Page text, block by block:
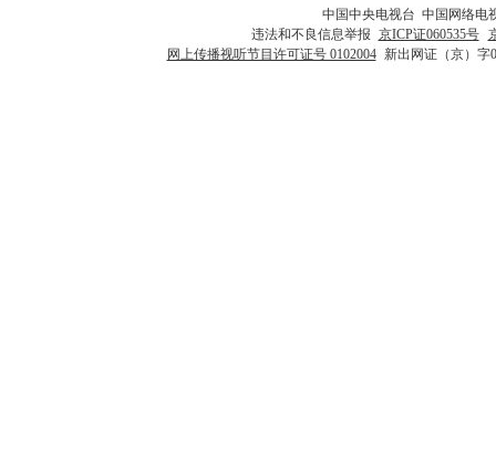
中国中央电视台 中国网络电
违法和不良信息举报 京ICP证060535号
网上传播视听节目许可证号 0102004 新出网证（京）